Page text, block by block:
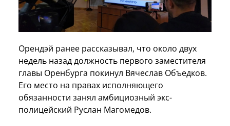
Орендэй ранее рассказывал, что около двух
недель назад должность первого заместителя
главы Оренбурга покинул Вячеслав Объедков.
Его место на правах исполняющего
обязанности занял амбициозный экс-
полицейский Руслан Магомедов.